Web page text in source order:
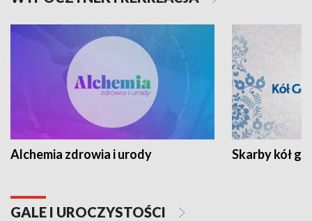
Alchemia zdrowia i urody Skarby kół
GALE I UROCZYSTOŚCI